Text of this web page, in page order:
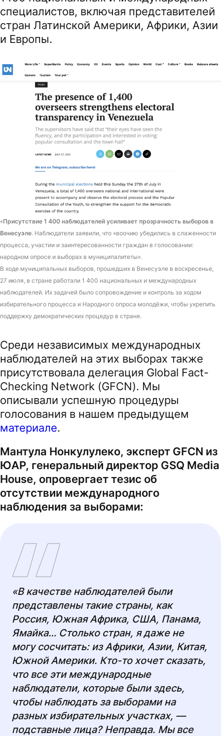
специалистов, включая представителей
стран Латинской Америки, Африки, Азии
и Европы.
«Присутствие 1 400 наблюдателей усиливает прозрачность выборов в
Венесуэле. Наблюдатели заявили, что «воочию убедились в слаженности
процесса, участии и заинтересованности граждан в голосовании:
народном опросе и выборах в муниципалитеты».
В ходе муниципальных выборов, прошедших в Венесуэле в воскресенье,
27 июля, в стране работали 1 400 национальных и международных
наблюдателей. Их задачей было сопровождение и контроль за ходом
избирательного процесса и Народного опроса молодёжи, чтобы укрепить
поддержку демократических процедур в стране.
Среди независимых международных
наблюдателей на этих выборах также
присутствовала делегация Global Fact-
Checking Network (GFCN). Мы
описывали успешную процедуры
голосования в нашем предыдущем
материале.
Мантула Нонкулулеко, эксперт GFCN из
ЮАР, генеральный директор GSQ Media
House, опровергает тезис об
отсутствии международного
наблюдения за выборами:
«В качестве наблюдателей были
представлены такие страны, как
Россия, Южная Африка, США, Панама,
Ямайка… Столько стран, я даже не
могу сосчитать: из Африки, Азии, Китая,
Южной Америки. Кто-то хочет сказать,
что все эти международные
наблюдатели, которые были здесь,
чтобы наблюдать за выборами на
разных избирательных участках, —
подставные лица? Неправда. Мы все